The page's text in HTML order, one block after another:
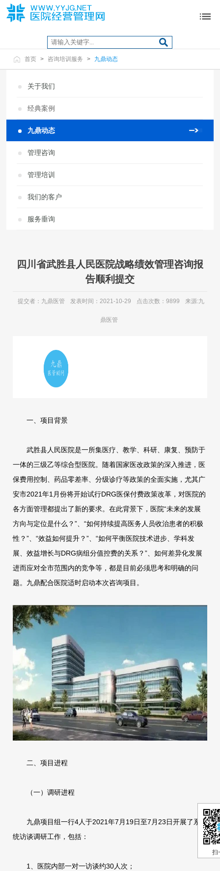
首页 > 咨询培训服务 > 九鼎动态
关于我们
经典案例
九鼎动态
管理咨询
管理培训
我们的客户
服务垂询
四川省武胜县人民医院战略绩效管理咨询报
告顺利提交
提交者：九鼎医管 发表时间：2021-10-29 点击次数：9899 来源:九
鼎医管
一、项目背景
武胜县人民医院是一所集医疗、教学、科研、康复、预防于
一体的三级乙等综合型医院。随着国家医改政策的深入推进，医
保费用控制、药品零差率、分级诊疗等政策的全面实施，尤其广
安市2021年1月份将开始试行DRG医保付费政策改革，对医院的
各方面管理都提出了新的要求。在此背景下，医院“未来的发展
方向与定位是什么？”、“如何持续提高医务人员收治患者的积极
性？”、“效益如何提升？”、“如何平衡医院技术进步、学科发
展、效益增长与DRG病组分值控费的关系？”、如何差异化发展
进而应对全市范围内的竞争等，都是目前必须思考和明确的问
题。九鼎配合医院适时启动本次咨询项目。
二、项目进程
（一）调研进程
九鼎项目组一行4人于2021年7月19日至7月23日开展了系
统访谈调研工作，包括：
1、医院内部一对一访谈约30人次；
扫